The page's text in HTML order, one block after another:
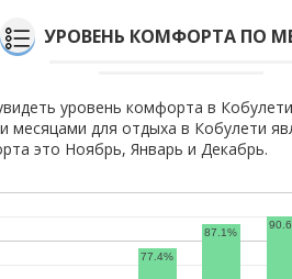
УРОВЕНЬ КОМФОРТА ПО
уровень комфорта в
для отдыха в Кобулети
это Ноябрь, Январь и Декабрь.
77.4%
87.1%